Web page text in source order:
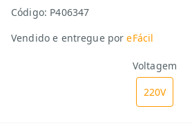
Código: P406347
Vendido e entregue por eFácil
Voltagem
220V